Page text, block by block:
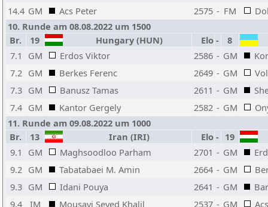
14.4 GM Acs Peter 2575 - FM
10. Runde am 08.08.2022 um 1500
Br.
19 Hungary (HUN) Elo -
8
7.1
GM Erdos Viktor 2586 - GM
7.2 GM Berkes Ferenc 2649 - GM
7.3 GM Banusz Tamas 2611 - GM
7.4 GM Kantor Gergely 2582 - GM
11. Runde am 09.08.2022 um 1000
Br.
13 Iran (IRI) Elo - 19
9.1
GM Maghsoodloo Parham 2701 - GM
9.2 GM Tabatabaei M. Amin 2664 - GM
9.3 GM Idani Pouya 2641 - GM
9.4
IM Mousavi Seyed Khalil 2537 - GM